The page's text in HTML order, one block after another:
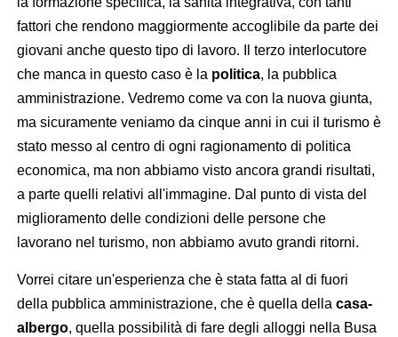
fattori che rendono maggiormente accoglibile da parte dei
giovani anche questo tipo di lavoro. Il terzo interlocutore
che manca in questo caso è la politica, la pubblica
amministrazione. Vedremo come va con la nuova giunta,
ma sicuramente veniamo da cinque anni in cui il turismo è
stato messo al centro di ogni ragionamento di politica
economica, ma non abbiamo visto ancora grandi risultati,
a parte quelli relativi all'immagine. Dal punto di vista del
miglioramento delle condizioni delle persone che
lavorano nel turismo, non abbiamo avuto grandi ritorni.
Vorrei citare un'esperienza che è stata fatta al di fuori
della pubblica amministrazione, che è quella della casa-
albergo, quella possibilità di fare degli alloggi nella Busa